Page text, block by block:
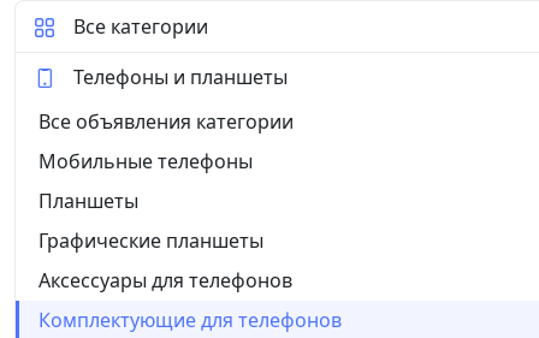
Все категории
Телефоны и планшеты
Все объявления категории
Мобильные телефоны
Планшеты
Графические планшеты
Аксессуары для телефонов
Комплектующие для телефонов